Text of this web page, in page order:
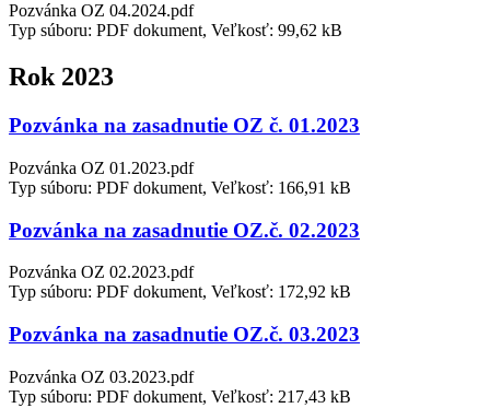
Pozvánka OZ 04.2024.pdf
Typ súboru: PDF dokument, Veľkosť: 99,62 kB
Rok 2023
Pozvánka na zasadnutie OZ č. 01.2023
Pozvánka OZ 01.2023.pdf
Typ súboru: PDF dokument, Veľkosť: 166,91 kB
Pozvánka na zasadnutie OZ.č. 02.2023
Pozvánka OZ 02.2023.pdf
Typ súboru: PDF dokument, Veľkosť: 172,92 kB
Pozvánka na zasadnutie OZ.č. 03.2023
Pozvánka OZ 03.2023.pdf
Typ súboru: PDF dokument, Veľkosť: 217,43 kB